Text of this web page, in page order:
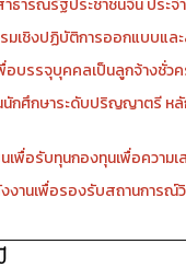
รรจุเป็นลูกจ้างชั่วคราว ทำ
ารพิจารณา รับทุนศึกษาต่อ
ธารณรัฐประชาชนจีน ประ
มเชิงปฏิบัติการออกแบบและ
บรรจุบุคคลเป็นลูกจ้างชั่วค
กศึกษาระดับปริญญาตรี หลั
เพื่อรับทุนกองทุนเพื่อความ